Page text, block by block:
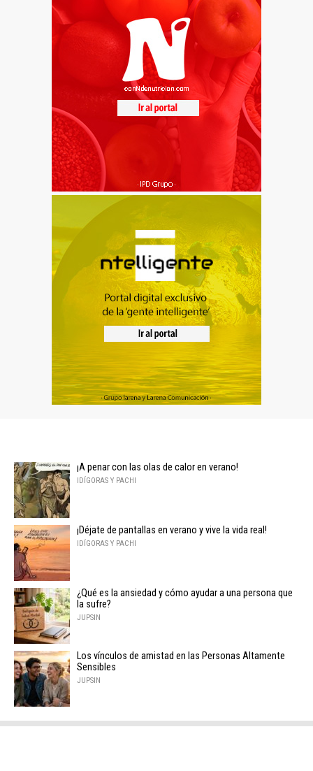
¡A penar con las olas de calor en verano!
IDÍGORAS Y PACHI
¡Déjate de pantallas en verano y vive la vida real!
IDÍGORAS Y PACHI
¿Qué es la ansiedad y cómo ayudar a una persona que
la sufre?
JUPSIN
Los vínculos de amistad en las Personas Altamente
Sensibles
JUPSIN